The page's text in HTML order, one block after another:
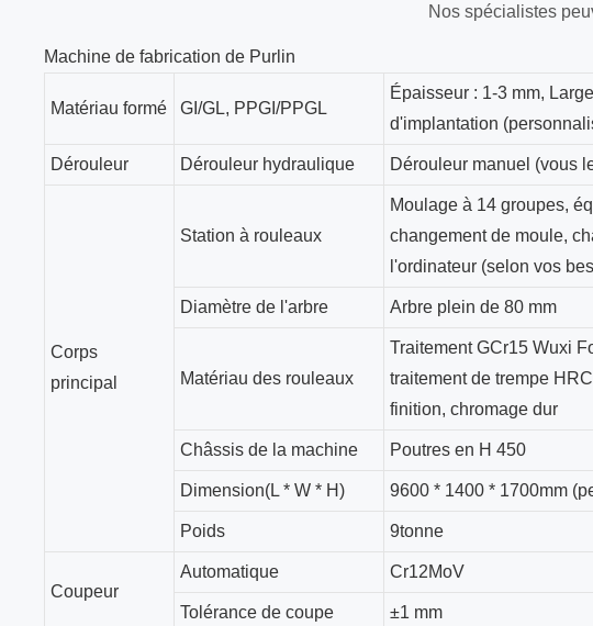
Nos spécialistes
Machine de fabrication de Purlin
Matériau formé GI/GL, PPGI/PPGL
Épaisseur : 1-3 mm,
d'implantation
Dérouleur Dérouleur hydraulique Dérouleur manuel (vous
Corps
principal
Station à rouleaux
Moulage à 14 groupes,
changement de moule,
l'ordinateur (selon vos
Diamètre de l'arbre Arbre plein de 80 mm
Matériau des rouleaux
Traitement GCr15 Wuxi
traitement de trempe
finition, chromage dur
Châssis de la machine Poutres en H 450
Dimension(L * W * H) 9600 * 1400 * 1700mm
Poids 9tonne
Coupeur
Automatique Cr12MoV
Tolérance de coupe ±1 mm